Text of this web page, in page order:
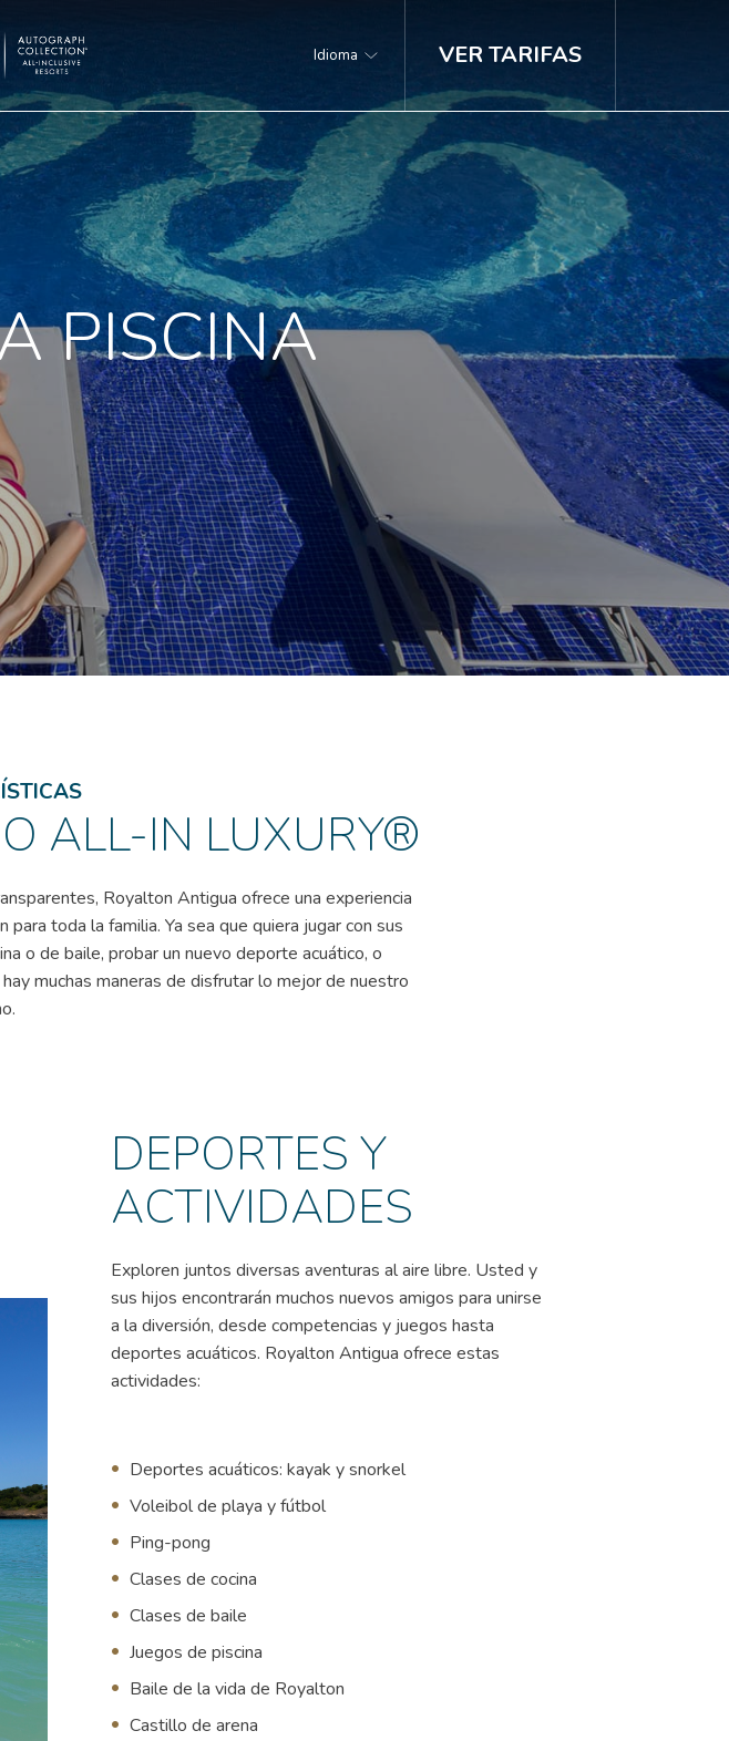
Idioma VER TARIFAS
PISCINA
ALL-IN LUXURY®
Royalton Antigua ofrece una experiencia
toda la familia. Ya sea que quiera jugar con sus
o de baile, probar un nuevo deporte acuático, o
muchas maneras de disfrutar lo mejor de nuestro
DEPORTES Y
ACTIVIDADES
Exploren juntos diversas aventuras al aire libre. Usted y
sus hijos encontrarán muchos nuevos amigos para unirse
a la diversión, desde competencias y juegos hasta
deportes acuáticos. Royalton Antigua ofrece estas
actividades:
Deportes acuáticos: kayak y snorkel
Voleibol de playa y fútbol
Ping-pong
Clases de cocina
Clases de baile
Juegos de piscina
Baile de la vida de Royalton
Castillo de arena